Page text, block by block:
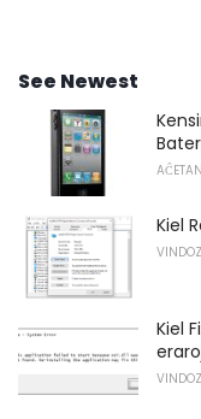
See Newest
Kiel
Kiel